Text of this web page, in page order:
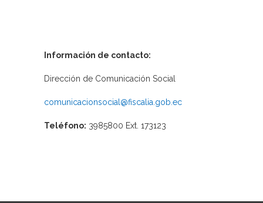
Información de contacto:
Dirección de Comunicación Social
comunicacionsocial@fiscalia.gob.ec
Teléfono: 3985800 Ext. 173123